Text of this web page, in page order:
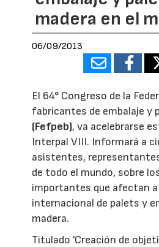
madera en el
06/09/2013
El 64° Congreso de la
fabricantes de embalaje y
(Fefpeb), va acelebrarse
Interpal VIII. Informará a
asistentes,
de todo el mundo, sobre
importantes que afectan
internacional de palets y
madera.
Titulado 'Creación de